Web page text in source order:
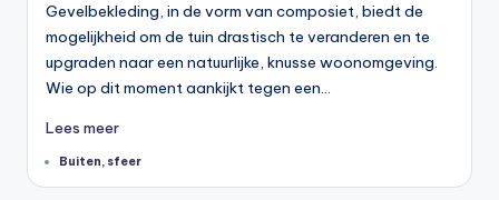
Gevelbekleding, in de vorm van composiet, biedt de
mogelijkheid om de tuin drastisch te veranderen en te
upgraden naar een natuurlijke, knusse woonomgeving.
Wie op dit moment aankijkt tegen een…
Lees meer
Tags:Buiten, sfeer